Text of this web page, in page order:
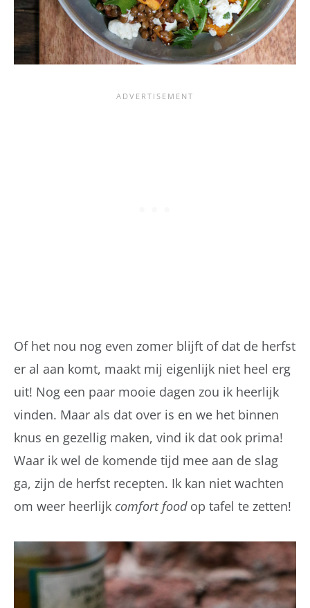
Of het nou nog even zomer blijft of dat de herfst
er al aan komt, maakt mij eigenlijk niet heel erg
uit! Nog een paar mooie dagen zou ik heerlijk
vinden. Maar als dat over is en we het binnen
knus en gezellig maken, vind ik dat ook prima!
Waar ik wel de komende tijd mee aan de slag
ga, zijn de herfst recepten. Ik kan niet wachten
om weer heerlijk comfort foodop tafel te zetten!